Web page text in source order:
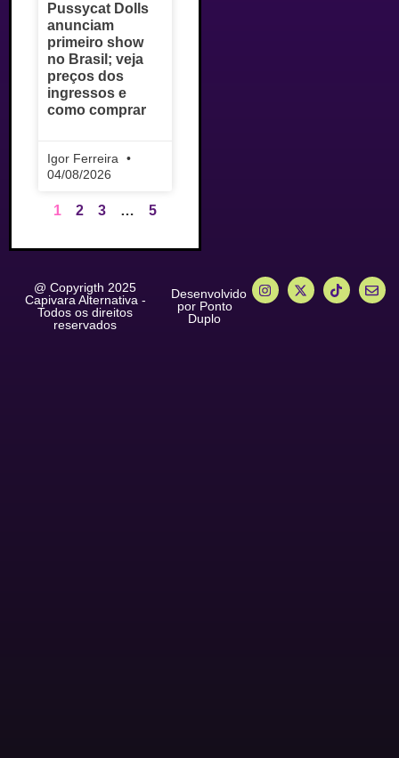
Pussycat Dolls
anunciam
primeiro show
no Brasil; veja
preços dos
ingressos e
como comprar
Igor Ferreira
04/08/2026
1 2 3 … 5
@ Copyrigth 2025
Capivara Alternativa -
Todos os direitos
reservados
Desenvolvido
por Ponto
Duplo